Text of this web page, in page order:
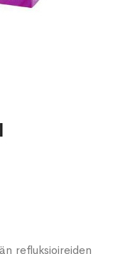
refluksioireiden